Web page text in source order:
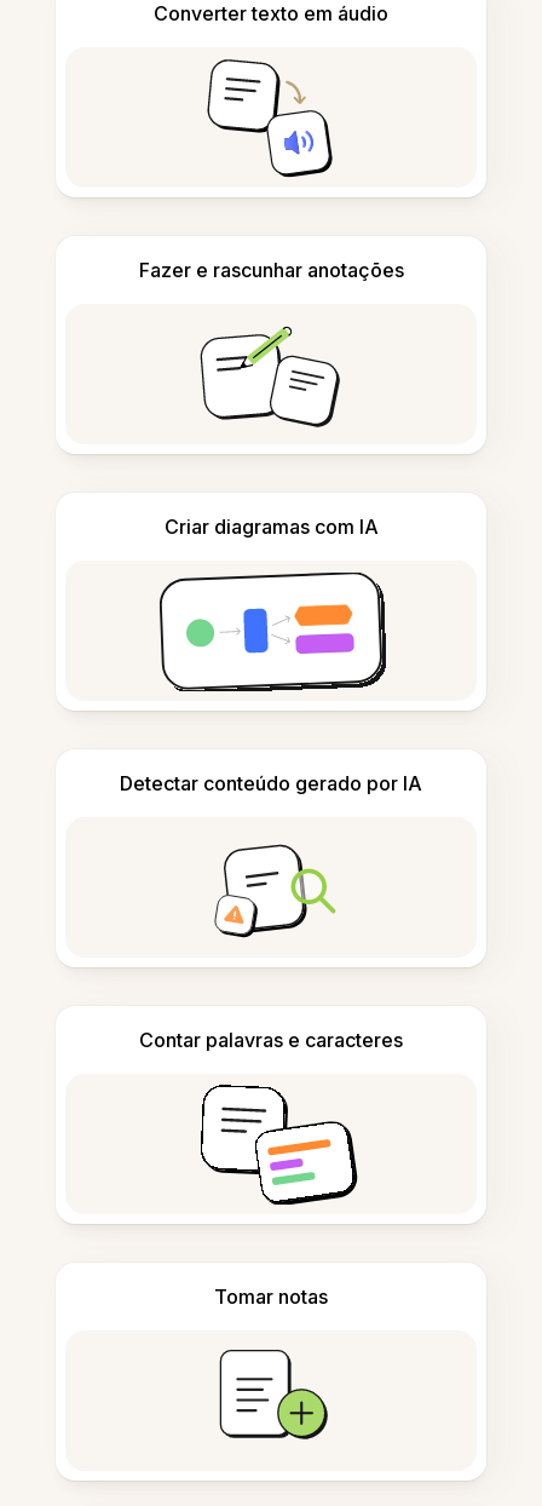
Converter texto em áudio
Fazer e rascunhar anotações
Criar diagramas com IA
Detectar conteúdo gerado por IA
Contar palavras e caracteres
Tomar notas